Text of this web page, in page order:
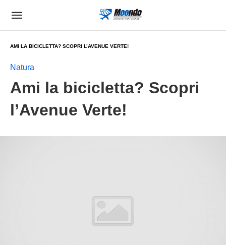
AMI LA BICICLETTA? SCOPRI L’AVENUE VERTE!
Natura
Ami la bicicletta? Scopri
l’Avenue Verte!